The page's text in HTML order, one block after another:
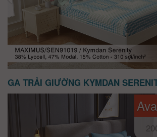
GA TRẢI GIƯỜNG KYMDAN